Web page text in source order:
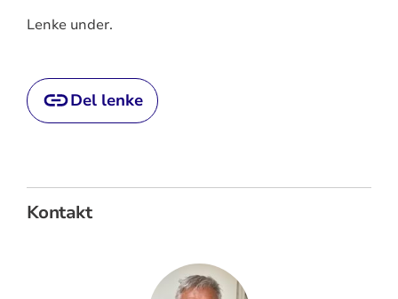
Lenke under.
Del lenke
Kontakt